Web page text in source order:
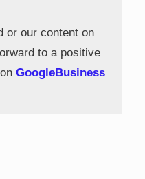
or our content on
to a positive
GoogleBusiness